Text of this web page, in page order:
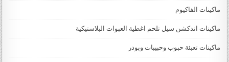
ماكينات الفاكيوم
ماكينات اندكشن سيل تلحم اغطية العبوات البلاستيكية
ماكينات تعبئة حبوب وحبيبات وبودر